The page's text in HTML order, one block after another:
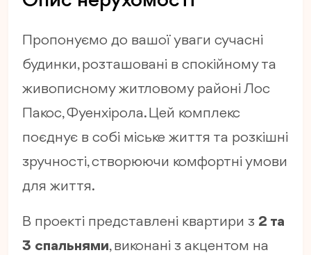
Пропонуємо до вашої уваги сучасні
будинки, розташовані в спокійному та
живописному житловому районі Лос
Пакос, Фуенхірола. Цей комплекс
поєднує в собі міське життя та розкішні
зручності, створюючи комфортні умови
для життя.
В проекті представлені квартири з 2 та
3 спальнями, виконані з акцентом на